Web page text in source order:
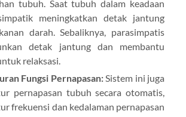
tubuh. Saat tubuh dalam keadaan
meningkatkan detak jantung
darah. Sebaliknya, parasimpatis
detak jantung dan membantu
relaksasi.
Fungsi Pernapasan:Sistem ini juga
pernapasan tubuh secara otomatis,
frekuensi dan kedalaman pernapasan